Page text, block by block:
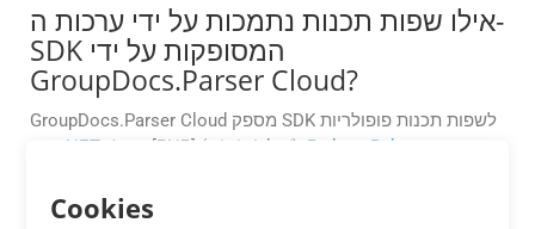
אילו שפות תכנות נתמכות על ידי ערכות ה-
SDK המסופקות על ידי
GroupDocs.Parser Cloud?
GroupDocs.Parser Cloud מספק SDK לשפות תכנות פופולריות
.NET, Java , [PHP] (../../../php/), Python Ruby
Cookies